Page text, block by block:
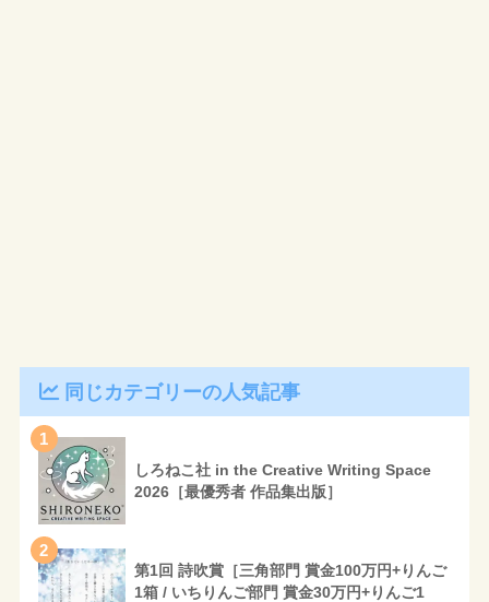
同じカテゴリーの人気記事
1
しろねこ社 in the Creative Writing Space
2026［最優秀者 作品集出版］
2
第1回 詩吹賞［三角部門 賞金100万円+りんご
1箱 / いちりんご部門 賞金30万円+りんご1